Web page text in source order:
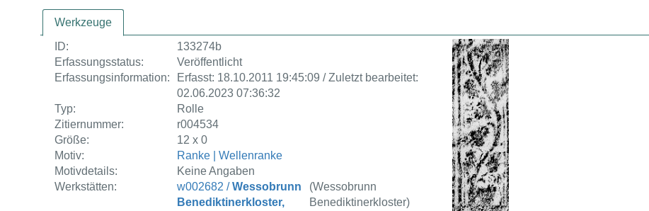
Werkzeuge
ID:
133274b
Erfassungsstatus:
Veröffentlicht
Erfassungsinformation:
Erfasst: 18.10.2011 19:45:09 / Zuletzt bearbeitet:
02.06.2023 07:36:32
Typ:
Rolle
Zitiernummer:
r004534
Größe:
12 x 0
Motiv:
Ranke | Wellenranke
Motivdetails:
Keine Angaben
Werkstätten:
w002682 /Wessobrunn
Benediktinerkloster,
(Wessobrunn
Benediktinerkloster)